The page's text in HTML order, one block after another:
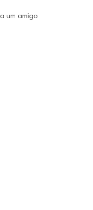
big
um amigo